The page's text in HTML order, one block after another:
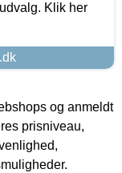
Klik her
og anmeldt
prisniveau,